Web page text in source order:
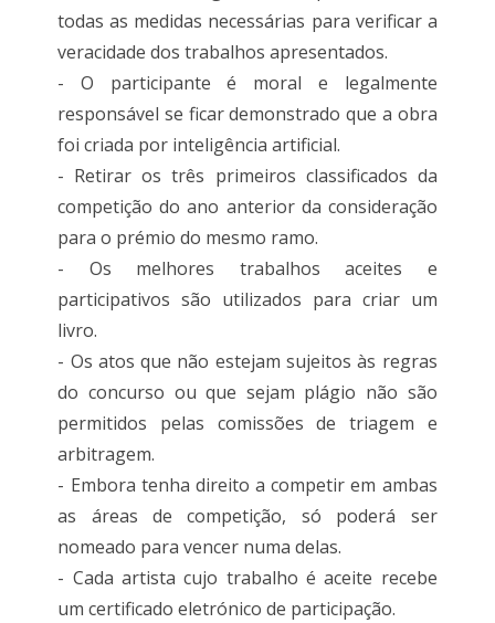
todas as medidas necessárias para verificar a
veracidade dos trabalhos apresentados.
- O participante é moral e legalmente
responsável se ficar demonstrado que a obra
foi criada por inteligência artificial.
- Retirar os três primeiros classificados da
competição do ano anterior da consideração
para o prémio do mesmo ramo.
- Os melhores trabalhos aceites e
participativos são utilizados para criar um
livro.
- Os atos que não estejam sujeitos às regras
do concurso ou que sejam plágio não são
permitidos pelas comissões de triagem e
arbitragem.
- Embora tenha direito a competir em ambas
as áreas de competição, só poderá ser
nomeado para vencer numa delas.
- Cada artista cujo trabalho é aceite recebe
um certificado eletrónico de participação.